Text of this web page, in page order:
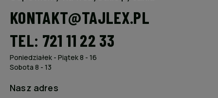
KONTAKT@TAJLEX.PL
TEL: 721 11 22 33
Poniedziałek - Piątek 8 - 16
Sobota 8 - 13
Nasz adres